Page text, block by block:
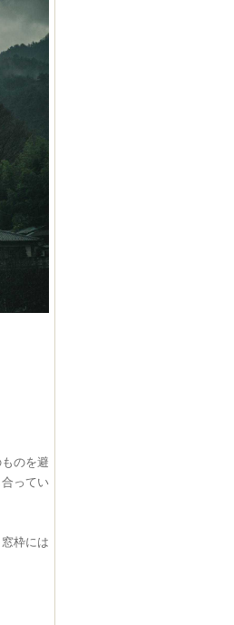
のを避
ってい
枠には